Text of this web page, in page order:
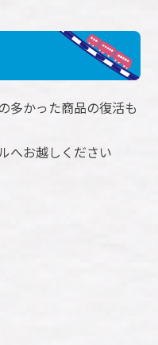
多かった商品の復活も
へお越しください